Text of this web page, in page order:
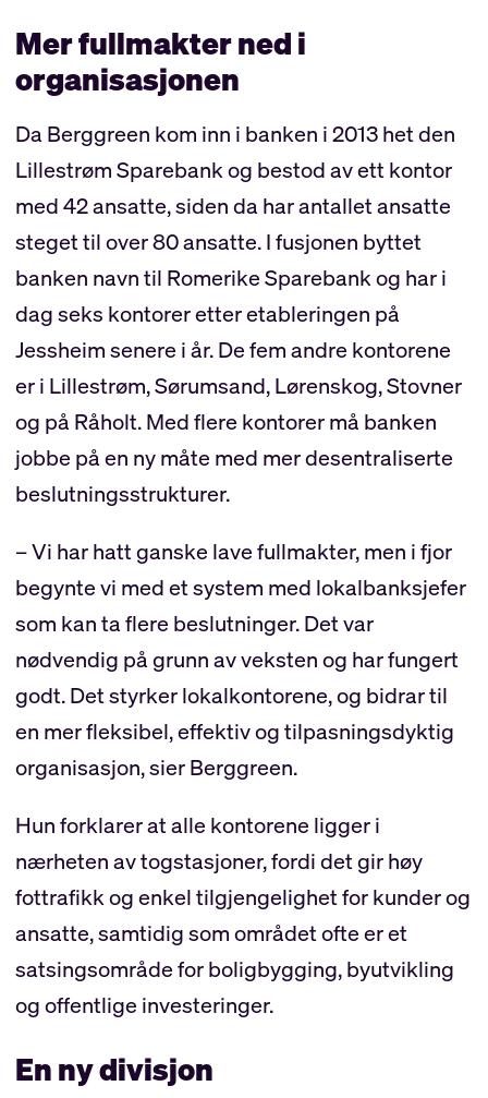
Mer fullmakter ned i
organisasjonen
Da Berggreen kom inn i banken i 2013 het den
Lillestrøm Sparebank og bestod av ett kontor
med 42 ansatte, siden da har antallet ansatte
steget til over 80 ansatte. I fusjonen byttet
banken navn til Romerike Sparebank og har i
dag seks kontorer etter etableringen på
Jessheim senere i år. De fem andre kontorene
er i Lillestrøm, Sørumsand, Lørenskog, Stovner
og på Råholt. Med flere kontorer må banken
jobbe på en ny måte med mer desentraliserte
beslutningsstrukturer.
– Vi har hatt ganske lave fullmakter, men i fjor
begynte vi med et system med lokalbanksjefer
som kan ta flere beslutninger. Det var
nødvendig på grunn av veksten og har fungert
godt. Det styrker lokalkontorene, og bidrar til
en mer fleksibel, effektiv og tilpasningsdyktig
organisasjon, sier Berggreen.
Hun forklarer at alle kontorene ligger i
nærheten av togstasjoner, fordi det gir høy
fottrafikk og enkel tilgjengelighet for kunder og
ansatte, samtidig som området ofte er et
satsingsområde for boligbygging, byutvikling
og offentlige investeringer.
En ny divisjon